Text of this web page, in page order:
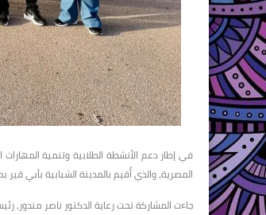
في إطار دعم الأنشطة الطلابية وتنمية
المصرية، والذي أُقيم بالمدينة الشبابية بأبي قير بمحافظة الإسكندرية خلال الفترة
جاءت المشاركة تحت رعاية الدكتور ناصر مندور،